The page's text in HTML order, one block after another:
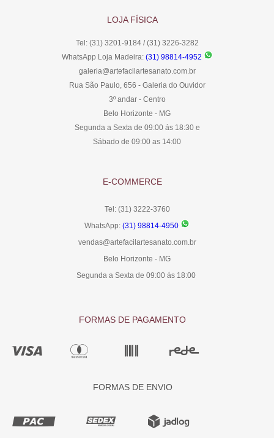
LOJA FÍSICA
Tel: (31) 3201-9184 / (31) 3226-3282
WhatsApp Loja Madeira: (31) 98814-4952
galeria@artefacilartesanato.com.br
Rua São Paulo, 656 - Galeria do Ouvidor
3º andar - Centro
Belo Horizonte - MG
Segunda a Sexta de 09:00 ás 18:30 e
Sábado de 09:00 as 14:00
E-COMMERCE
Tel: (31) 3222-3760
WhatsApp: (31) 98814-4950
vendas@artefacilartesanato.com.br
Belo Horizonte - MG
Segunda a Sexta de 09:00 ás 18:00
FORMAS DE PAGAMENTO
FORMAS DE ENVIO